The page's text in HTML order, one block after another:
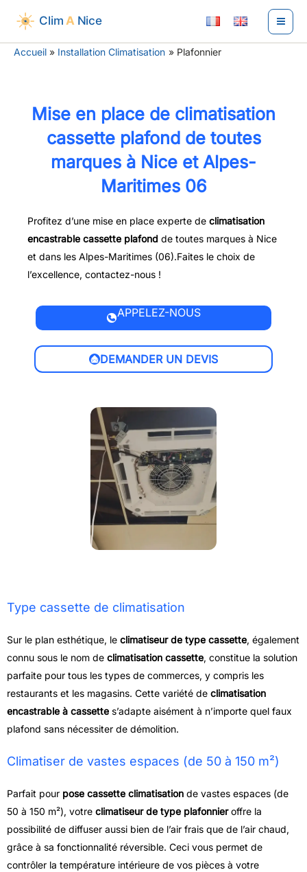
contenu
Accueil Installation Climatisation Plafonnier
Mise en place de climatisation
cassette plafond de toutes
marques à Nice et Alpes-
Maritimes 06
Profitez d’une mise en place experte de climatisation
encastrable cassette plafond de toutes marques à Nice
et dans les Alpes-Maritimes (06).Faites le choix de
l’excellence, contactez-nous !
APPELEZ-NOUS
DEMANDER UN DEVIS
Type cassette de climatisation
Sur le plan esthétique, le climatiseur de type cassette, également
connu sous le nom de climatisation cassette, constitue la solution
parfaite pour tous les types de commerces, y compris les
restaurants et les magasins. Cette variété de climatisation
encastrable à cassette s’adapte aisément à n’importe quel faux
plafond sans nécessiter de démolition.
Climatiser de vastes espaces (de 50 à 150 m²)
Parfait pour pose cassette climatisation de vastes espaces (de
50 à 150 m²), votre climatiseur de type plafonnieroffre la
possibilité de diffuser aussi bien de l’air frais que de l’air chaud,
grâce à sa fonctionnalité réversible. Ceci vous permet de
contrôler la température intérieure de vos pièces à votre